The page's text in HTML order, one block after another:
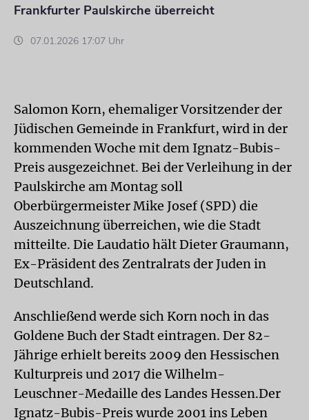
Frankfurter Paulskirche überreicht
07.01.2026 17:07 Uhr
Salomon Korn, ehemaliger Vorsitzender der
Jüdischen Gemeinde in Frankfurt, wird in der
kommenden Woche mit dem Ignatz-Bubis-
Preis ausgezeichnet. Bei der Verleihung in der
Paulskirche am Montag soll
Oberbürgermeister Mike Josef (SPD) die
Auszeichnung überreichen, wie die Stadt
mitteilte. Die Laudatio hält Dieter Graumann,
Ex-Präsident des Zentralrats der Juden in
Deutschland.
Anschließend werde sich Korn noch in das
Goldene Buch der Stadt eintragen. Der 82-
Jährige erhielt bereits 2009 den Hessischen
Kulturpreis und 2017 die Wilhelm-
Leuschner-Medaille des Landes Hessen.Der
Ignatz-Bubis-Preis wurde 2001 ins Leben